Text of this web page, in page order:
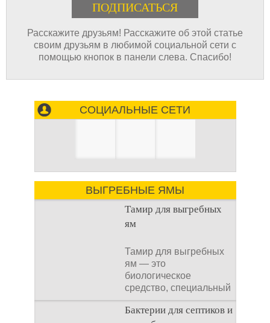
Расскажите друзьям! Расскажите об этой статье
своим друзьям в любимой социальной сети с
помощью кнопок в панели слева. Спасибо!
СОЦИАЛЬНЫЕ СЕТИ
ВЫГРЕБНЫЕ ЯМЫ
Тамир для выгребных
ям
Тамир для выгребных
ям — это
биологическое
средство, специальный
концентрат, который
используется
Бактерии для септиков и